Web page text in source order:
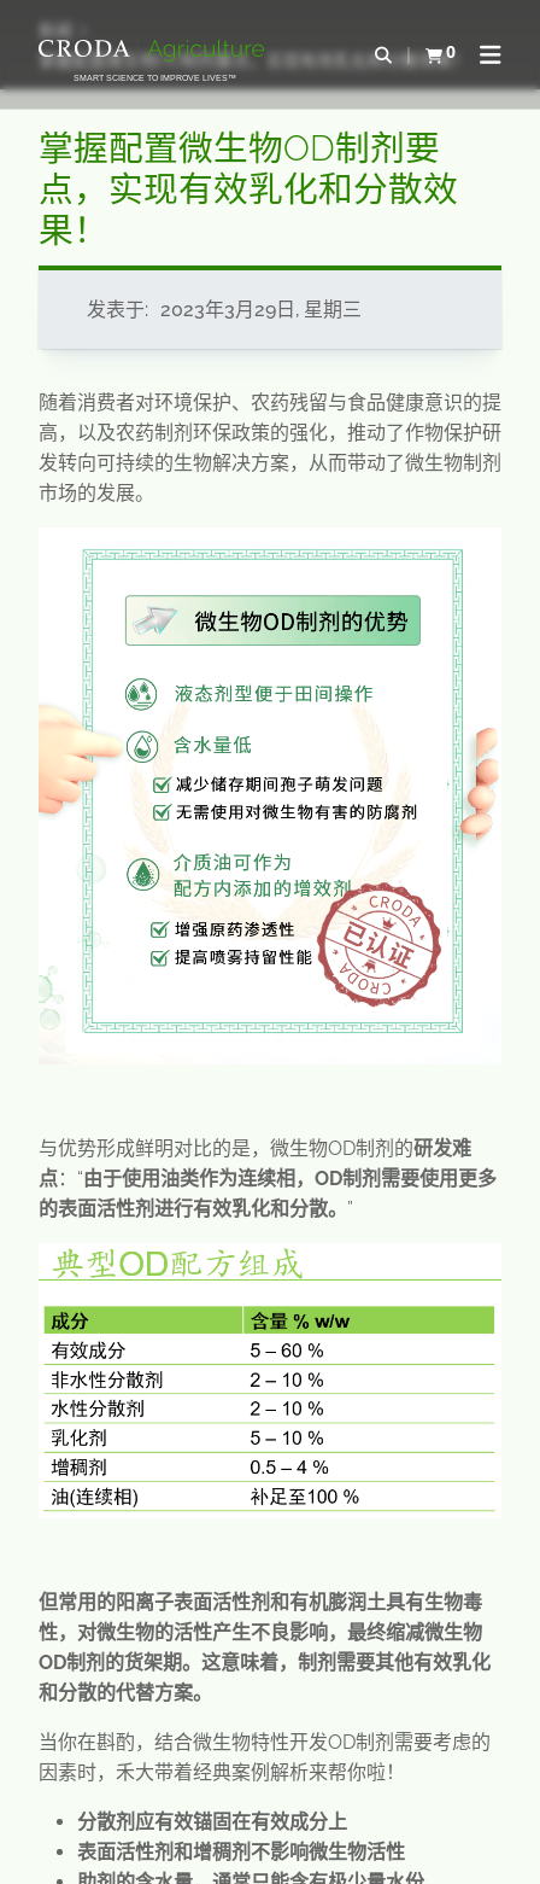
CONTENT
MENU
SMART SCIENCE TO IMPROVE LIVES™
Open Search
0
查看购物车Open
掌握配置微生物OD制剂要点，实现有效乳化和分散效果！
掌握配置微生物OD制剂要
点，实现有效乳化和分散效
果！
发表于: 2023年3月29日, 星期三
随着消费者对环境保护、农药残留与食品健康意识的提
高，以及农药制剂环保政策的强化，推动了作物保护研
发转向可持续的生物解决方案，从而带动了微生物制剂
市场的发展。
与优势形成鲜明对比的是，微生物OD制剂的研发难
点：“由于使用油类作为连续相，OD制剂需要使用更多
的表面活性剂进行有效乳化和分散。 ”
但常用的阳离子表面活性剂和有机膨润土具有生物毒
性，对微生物的活性产生不良影响，最终缩减微生物
OD制剂的货架期。这意味着，制剂需要其他有效乳化
和分散的代替方案。
当你在斟酌，结合微生物特性开发OD制剂需要考虑的
因素时，禾大带着经典案例解析来帮你啦！
分散剂应有效锚固在有效成分上
表面活性剂和增稠剂不影响微生物活性